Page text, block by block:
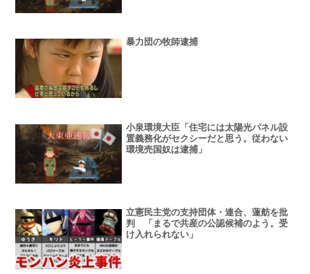
暴力団の牧師逮捕
小泉環境大臣「住宅には太陽光パネル設
置義務化がセクシーだと思う。従わない
環境売国奴は逮捕」
立憲民主党の支持団体・連合、蓮舫を批
判 「まるで共産の公認候補のよう。受
け入れられない」